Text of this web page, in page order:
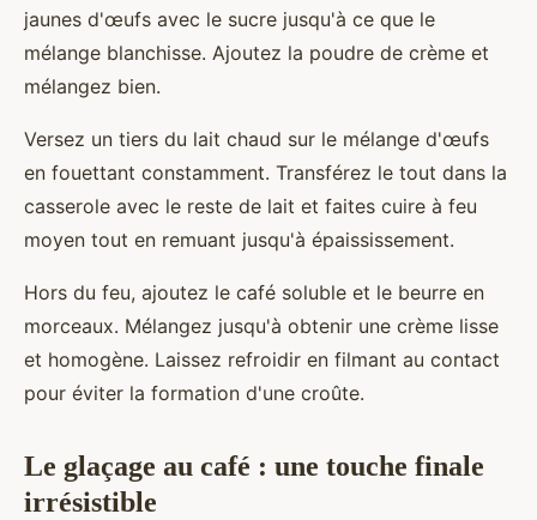
jaunes d'œufs avec le sucre jusqu'à ce que le
mélange blanchisse. Ajoutez la poudre de crème et
mélangez bien.
Versez un tiers du lait chaud sur le mélange d'œufs
en fouettant constamment. Transférez le tout dans la
casserole avec le reste de lait et faites cuire à feu
moyen tout en remuant jusqu'à épaississement.
Hors du feu, ajoutez le café soluble et le beurre en
morceaux. Mélangez jusqu'à obtenir une crème lisse
et homogène. Laissez refroidir en filmant au contact
pour éviter la formation d'une croûte.
Le glaçage au café : une touche finale
irrésistible